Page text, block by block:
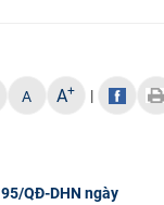
A A+ |
QĐ-DHN ngày